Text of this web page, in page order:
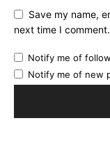
Save my name,
next time I comment.
Notify me of
Notify me of new